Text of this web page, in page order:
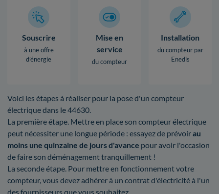
Souscrire
à une offre
d’énergie
Mise en
service
du compteur
Installation
du compteur par
Enedis
Voici les étapes à réaliser pour la pose d'un compteur
électrique dans le 44630.
La première étape. Mettre en place son compteur électrique
peut nécessiter une longue période : essayez de prévoirau
moins une quinzaine de jours d'avance pour avoir l'occasion
de faire son déménagement tranquillement !
La seconde étape. Pour mettre en fonctionnement votre
compteur, vous devez adhérer à un contrat d'électricité à l'un
des fournisseurs que vous souhaitez.